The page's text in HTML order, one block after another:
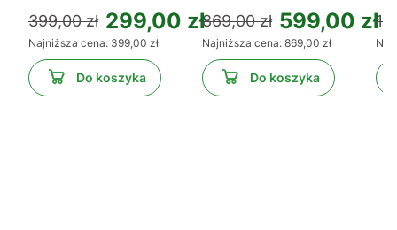
399,00 zł 299,00 zł
Najniższa cena: 399,00 zł
Do koszyka
869,00 zł 599,00 zł
Najniższa cena: 869,00 zł
Do koszyka